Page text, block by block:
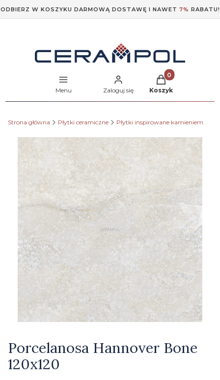
ODBIERZ W KOSZYKU DARMOWĄ DOSTAWĘ I NAWET 7% RABATU!
Menu Zaloguj się
Produkty w
Koszyk
Strona główna Płytki ceramiczne Płytki inspirowane kamieniem
Porcelanosa Hannover Bone
120x120